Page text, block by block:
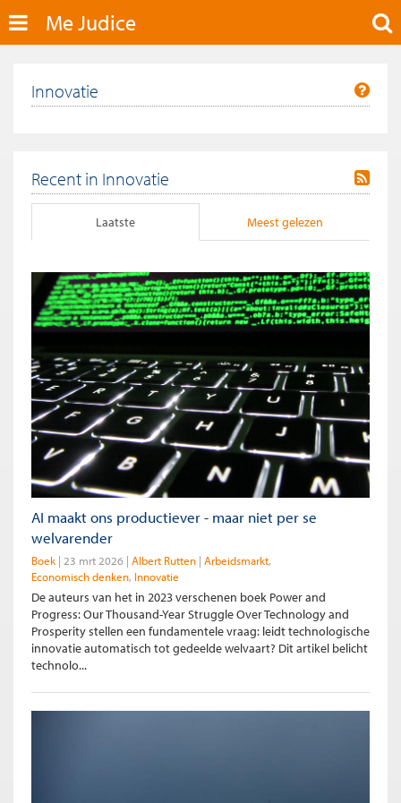
Me Judice
Innovatie
Recent in Innovatie
Laatste Meest gelezen
AI maakt ons productiever - maar niet per se
welvarender
Boek 23 mrt 2026 Albert Rutten Arbeidsmarkt
Economisch denken Innovatie
De auteurs van het in 2023 verschenen boek Power and
Progress: Our Thousand-Year Struggle Over Technology and
Prosperity stellen een fundamentele vraag: leidt technologische
innovatie automatisch tot gedeelde welvaart? Dit artikel belicht
technolo...